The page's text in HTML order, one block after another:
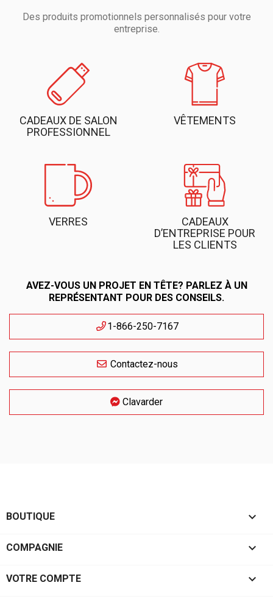
Des produits promotionnels personnalisés pour votre
entreprise.
CADEAUX DE SALON
PROFESSIONNEL
VÊTEMENTS
VERRES
CADEAUX
D’ENTREPRISE POUR
LES CLIENTS
AVEZ-VOUS UN PROJET EN TÊTE? PARLEZ À UN
REPRÉSENTANT POUR DES CONSEILS.
1-866-250-7167
Contactez-nous
Clavarder
BOUTIQUE 
COMPAGNIE 
VOTRE COMPTE 